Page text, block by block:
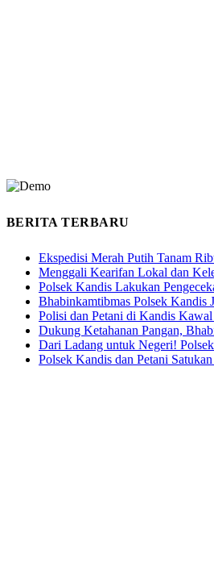
BERITA TERBARU
Ekspedisi Merah Putih Tanam
Menggali Kearifan Lokal dan
Polsek Kandis Lakukan
Bhabinkamtibmas Polsek Kandis
Polisi dan Petani di Kandis
Dukung Ketahanan Pangan,
Dari Ladang untuk Negeri!
Polsek Kandis dan Petani